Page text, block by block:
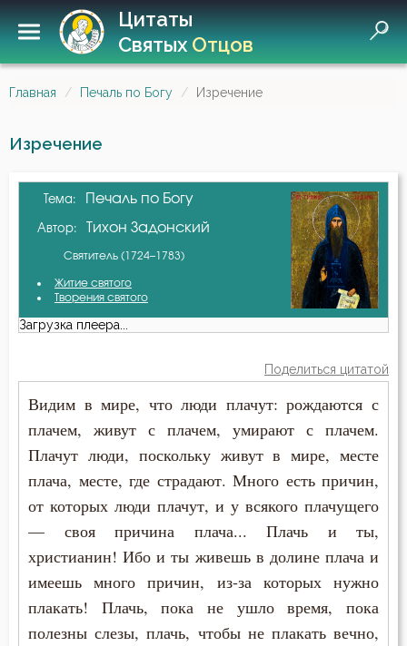
Цитаты
СвятыхОтцов
Главная Печаль по Богу Изречение
Изречение
Тема: Печаль по Богу
Автор: Тихон Задонский
Святитель (1724–1783)
Житие святого
Творения святого
Загрузка плеера...
Поделиться цитатой
Видим в мире, что люди плачут: рождаются с
плачем, живут с плачем, умирают с плачем.
Плачут люди, поскольку живут в мире, месте
плача, месте, где страдают. Много есть причин,
от которых люди плачут, и у всякого плачущего
— своя причина плача... Плачь и ты,
христианин! Ибо и ты живешь в долине плача и
имеешь много причин, из-за которых нужно
плакать! Плачь, пока не ушло время, пока
полезны слезы, плачь, чтобы не плакать вечно,